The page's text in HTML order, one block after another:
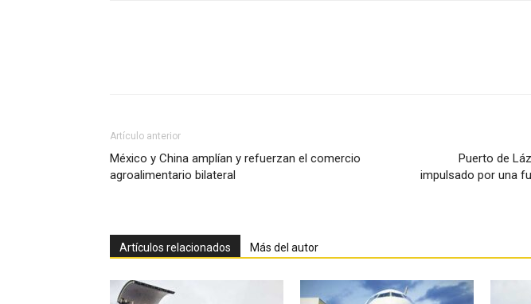
Artículo anterior
México y China amplían y refuerzan el comercio
agroalimentario bilateral
Puerto de
impulsado por una
Artículos relacionados Más del autor